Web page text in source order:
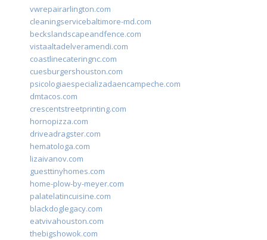
vwrepairarlington.com
cleaningservicebaltimore-md.com
beckslandscapeandfence.com
vistaaltadelveramendi.com
coastlinecateringnc.com
cuesburgershouston.com
psicologiaespecializadaencampeche.com
dmtacos.com
crescentstreetprinting.com
hornopizza.com
driveadragster.com
hematologa.com
lizaivanov.com
guesttinyhomes.com
home-plow-by-meyer.com
palatelatincuisine.com
blackdoglegacy.com
eatvivahouston.com
thebigshowok.com